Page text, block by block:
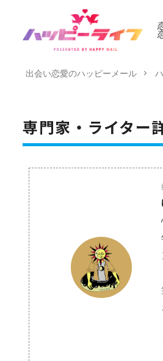
出会い恋愛のハッピーメール
専門家・ライター